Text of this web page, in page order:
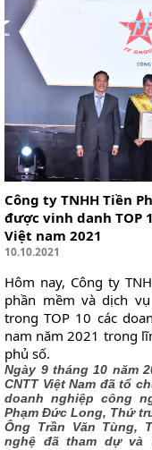
Công ty TNHH Tiền
được vinh danh TOP
Việt nam 2021
10.10.2021
Hôm nay, Công ty
phần mềm và dịch
trong TOP 10 các
nam năm 2021 trong
phủ số.
Ngày 9 tháng 10 năm
CNTT Việt Nam đã tổ
doanh nghiệp công
Phạm Đức Long, Thứ
Ông Trần Văn Tùng,
nghệ đã tham dự và